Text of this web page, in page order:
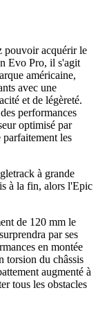
pouvoir acquérir le
Evo Pro, il s'agit
américaine,
avec une
et de légèreté.
performances
optimisé par
les
à grande
à la fin, alors l'Epic
de 120 mm le
par ses
en montée
torsion du châssis
augmenté à
tous les obstacles